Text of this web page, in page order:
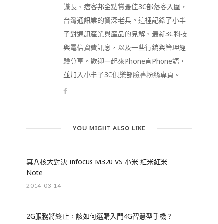
識長、痞客邦金點賞最佳3C部落客入圍，
台灣通訊業的資深老兵。這裡記錄了小丰
子對通訊產業與產品的見解、最新3C科技
與電信資費訊息，以及一些行銷與管理經
驗分享。歡迎一起來Phone言Phone語，
並加入小丰子3C俱樂部臉書粉絲專頁。
YOU MIGHT ALSO LIKE
真八核大對決 Infocus M320 VS 小米 紅米紅米
Note
2014-03-14
2G服務將終止，該如何選購入門4G智慧型手機 ?